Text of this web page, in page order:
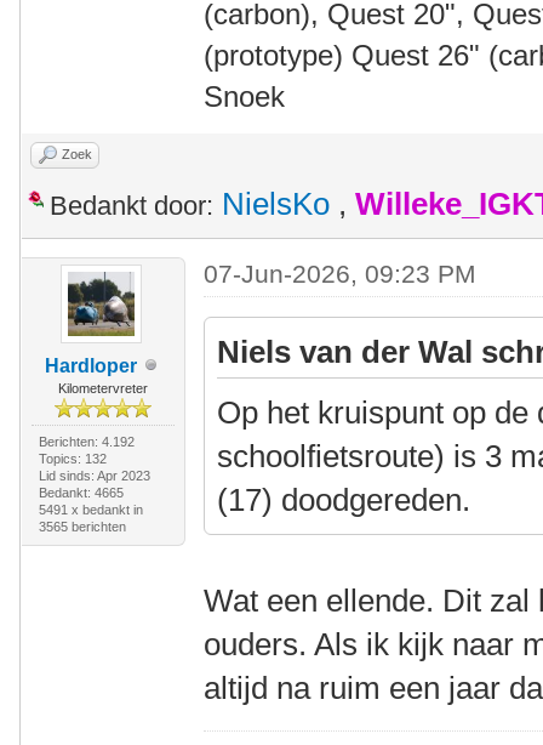
(carbon), Quest 20",
(prototype) Quest 26"
Snoek
Zoek
Bedankt door: NielsKo ,
Hardloper
Kilometervreter
Berichten: 4.192
Topics: 132
Lid sinds: Apr 2023
Bedankt: 4665
5491 x bedankt in
3565 berichten
07-Jun-2026, 09:23 PM
Niels van der Wal
Op het kruispunt op
schoolfietsroute) is 3
(17) doodgereden.
Wat een ellende. Dit
ouders. Als ik kijk naar
altijd na ruim een jaar